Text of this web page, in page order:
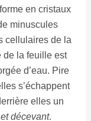
en cristaux
minuscules
cellulaires de la
de la feuille est
d’eau. Pire
s’échappent
elles un
décevant.